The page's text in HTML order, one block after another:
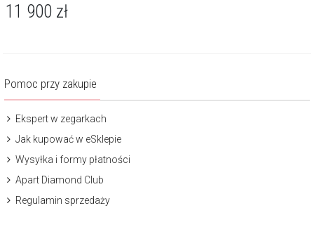
11 900 zł
Pomoc przy zakupie
Ekspert w zegarkach
Jak kupować w eSklepie
Wysyłka i formy płatności
Apart Diamond Club
Regulamin sprzedaży